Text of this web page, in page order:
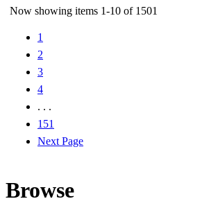
Now showing items 1-10 of 1501
1
2
3
4
. . .
151
Next Page
Browse